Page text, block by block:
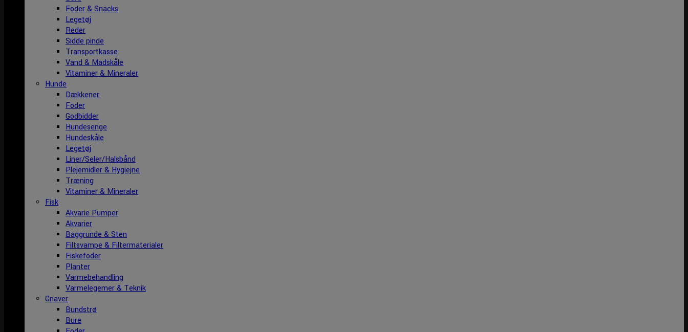
Foder & Snacks
Legetøj
Reder
Sidde pinde
Transportkasse
Vand & Madskåle
Vitaminer & Mineraler
Hunde
Dækkener
Foder
Godbidder
Hundesenge
Hundeskåle
Legetøj
Liner/Seler/Halsbånd
Plejemidler & Hygiejne
Træning
Vitaminer & Mineraler
Fisk
Akvarie Pumper
Akvarier
Baggrunde & Sten
Filtsvampe & Filtermaterialer
Fiskefoder
Planter
Varmebehandling
Varmelegemer & Teknik
Gnaver
Bundstrø
Bure